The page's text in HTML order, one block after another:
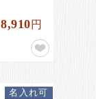
8,910円
名入れ可